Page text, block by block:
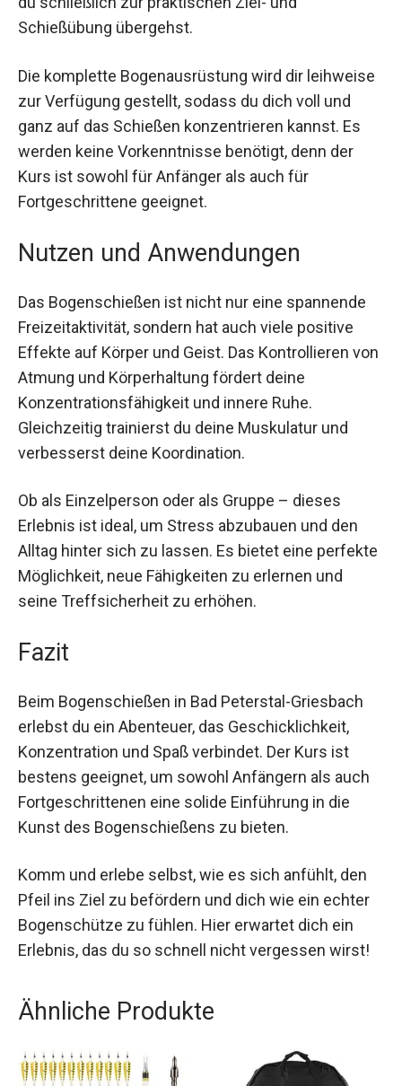
du schließlich zur praktischen Ziel- und
Schießübung übergehst.
Die komplette Bogenausrüstung wird dir
leihweise zur Verfügung gestellt, sodass du dich
voll und ganz auf das Schießen konzentrieren
kannst. Es werden keine Vorkenntnisse benötigt,
denn der Kurs ist sowohl für Anfänger als auch
für Fortgeschrittene geeignet.
Nutzen und Anwendungen
Das Bogenschießen ist nicht nur eine spannende
Freizeitaktivität, sondern hat auch viele positive
Effekte auf Körper und Geist. Das Kontrollieren
von Atmung und Körperhaltung fördert deine
Konzentrationsfähigkeit und innere Ruhe.
Gleichzeitig trainierst du deine Muskulatur und
verbesserst deine Koordination.
Ob als Einzelperson oder als Gruppe – dieses
Erlebnis ist ideal, um Stress abzubauen und den
Alltag hinter sich zu lassen. Es bietet eine
perfekte Möglichkeit, neue Fähigkeiten zu
erlernen und seine Treffsicherheit zu erhöhen.
Fazit
Beim Bogenschießen in Bad Peterstal-Griesbach
erlebst du ein Abenteuer, das Geschicklichkeit,
Konzentration und Spaß verbindet. Der Kurs ist
bestens geeignet, um sowohl Anfängern als auch
Fortgeschrittenen eine solide Einführung in die
Kunst des Bogenschießens zu bieten.
Komm und erlebe selbst, wie es sich anfühlt, den
Pfeil ins Ziel zu befördern und dich wie ein echter
Bogenschütze zu fühlen. Hier erwartet dich ein
Erlebnis, das du so schnell nicht vergessen wirst!
Ähnliche Produkte